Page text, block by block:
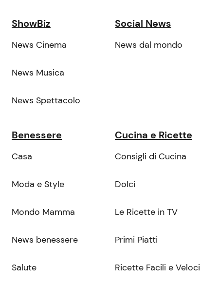
ShowBiz
News Cinema
News Musica
News Spettacolo
Social News
News dal mondo
Benessere
Casa
Moda e Style
Mondo Mamma
News benessere
Salute
Cucina e Ricette
Consigli di Cucina
Dolci
Le Ricette in TV
Primi Piatti
Ricette Facili e Veloci